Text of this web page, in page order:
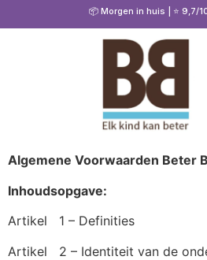
📦 Morgen in huis | ⭐ 9,7/
Algemene Voorwaarden Beter
Inhoudsopgave:
Artikel 1 – Definities
Artikel 2 – Identiteit van de